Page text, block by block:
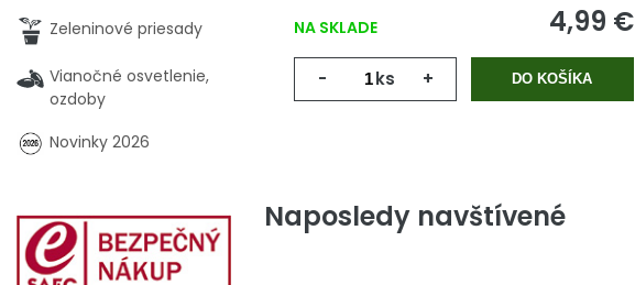
NA SKLADE 4,99 €
- ks + DO KOŠÍKA
Naposledy navštívené
Zeleninové priesady
Vianočné osvetlenie,
ozdoby
Novinky 2026